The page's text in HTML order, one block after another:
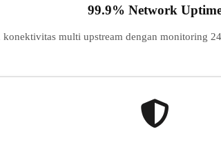
99.9% Network
multi upstream dengan monitoring